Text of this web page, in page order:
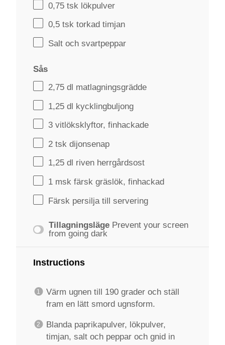
0,75 tsk lökpulver
0,5 tsk torkad timjan
Salt och svartpeppar
Sås
2,75 dl matlagningsgrädde
1,25 dl kycklingbuljong
3 vitlöksklyftor, finhackade
2 tsk dijonsenap
1,25 dl riven herrgårdsost
1 msk färsk gräslök, finhackad
Färsk persilja till servering
Tillagningsläge Prevent your screen
from going dark
Instructions
Värm ugnen till 190 grader och ställ
fram en lätt smord ugnsform.
Blanda paprikapulver, lökpulver,
timjan, salt och peppar och gnid in